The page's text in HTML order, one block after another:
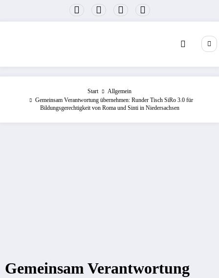
springen
Start
Allgemein
Gemeinsam Verantwortung übernehmen: Runder Tisch SiRo 3.0 für
Bildungsgerechtigkeit von Roma und Sinti in Niedersachsen
Gemeinsam Verantwortung